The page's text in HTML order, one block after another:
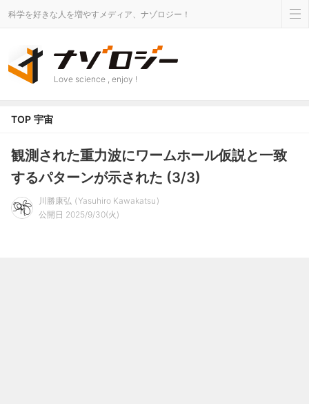
科学を好きな人を増やすメディア、ナゾロジー！
Love science , enjoy !
TOP 宇宙
観測された重力波にワームホール仮説と一致
するパターンが示された (3/3)
川勝康弘
Yasuhiro Kawakatsu
公開日 2025/9/30(火)